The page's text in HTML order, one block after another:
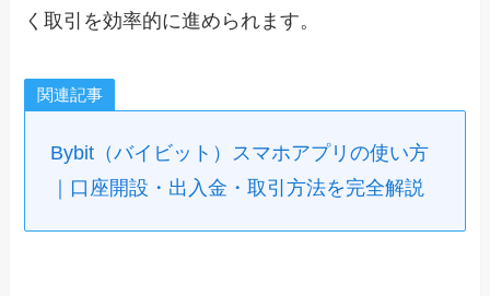
く取引を効率的に進められます。
関連記事
Bybit（バイビット）スマホアプリの使い方
｜口座開設・出入金・取引方法を完全解説